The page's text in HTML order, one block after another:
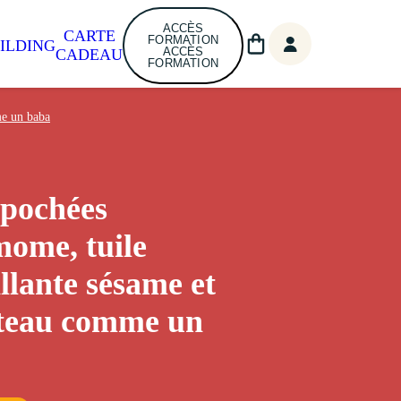
CARTE
CADEAU
ACCÈS
FORMATION
ACCÈS
FORMATION
un baba
tuile
sésame et
comme un